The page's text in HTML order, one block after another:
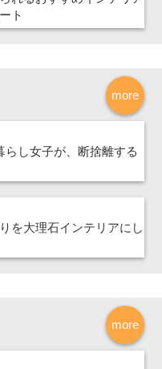
ト
more
らし女子が、断捨離する
を大理石インテリアにし
more